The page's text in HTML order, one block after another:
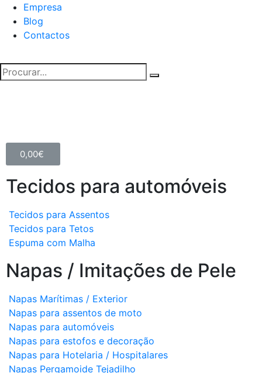
Empresa
Blog
Contactos
0,00€
Tecidos para automóveis
Tecidos para Assentos
Tecidos para Tetos
Espuma com Malha
Napas / Imitações de Pele
Napas Marítimas / Exterior
Napas para assentos de moto
Napas para automóveis
Napas para estofos e decoração
Napas para Hotelaria / Hospitalares
Napas Pergamoide Tejadilho